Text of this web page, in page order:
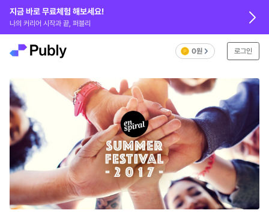
0원 로그인
지금 바로 무료체험 해보세요!
나의 커리어 시작과 끝, 퍼블리